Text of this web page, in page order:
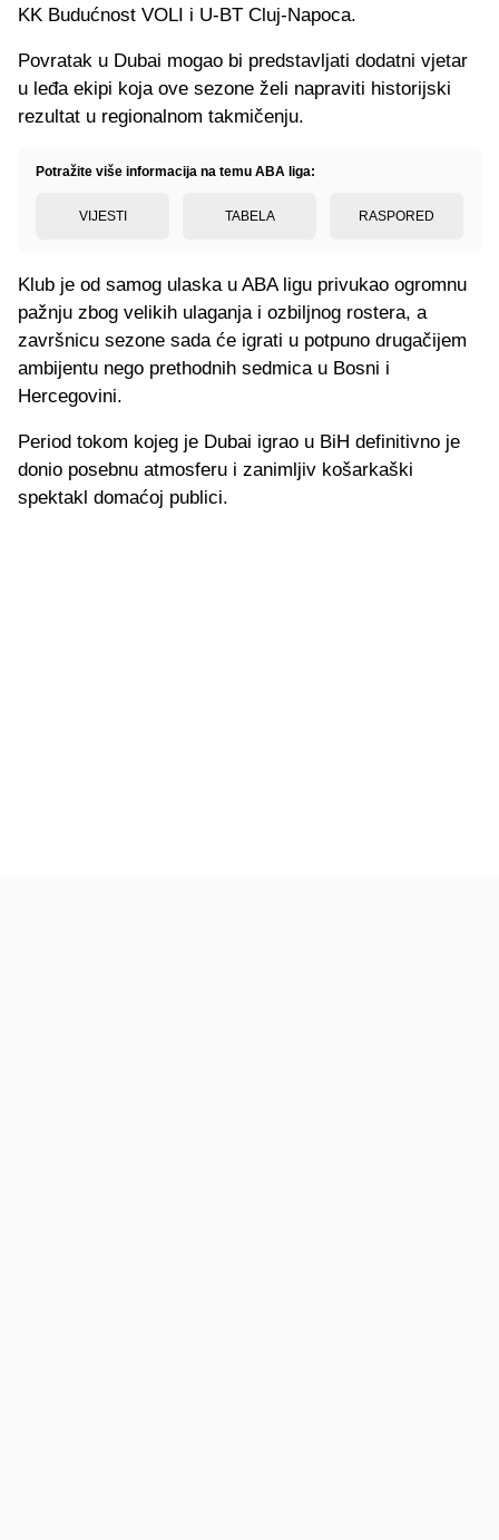
KK Budućnost VOLI i U-BT Cluj-Napoca.
Povratak u Dubai mogao bi predstavljati dodatni vjetar
u leđa ekipi koja ove sezone želi napraviti historijski
rezultat u regionalnom takmičenju.
Potražite više informacija na temu ABA liga:
VIJESTI TABELA RASPORED
Klub je od samog ulaska u ABA ligu privukao ogromnu
pažnju zbog velikih ulaganja i ozbiljnog rostera, a
završnicu sezone sada će igrati u potpuno drugačijem
ambijentu nego prethodnih sedmica u Bosni i
Hercegovini.
Period tokom kojeg je Dubai igrao u BiH definitivno je
donio posebnu atmosferu i zanimljiv košarkaški
spektakl domaćoj publici.